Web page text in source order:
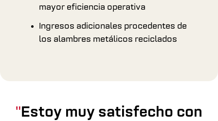
mayor eficiencia operativa
Ingresos adicionales procedentes de
los alambres metálicos reciclados
Estoy muy satisfecho con